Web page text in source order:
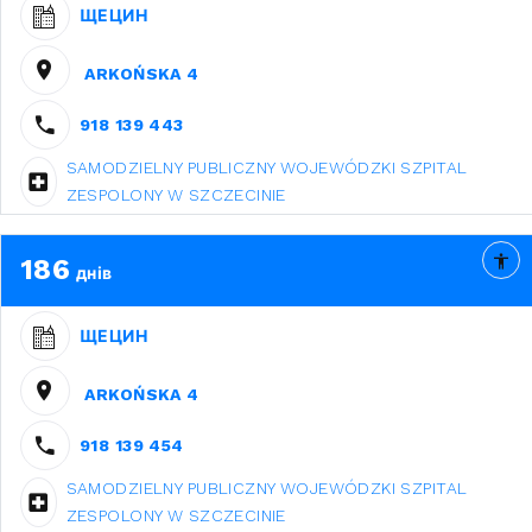
ЩЕЦИН
ARKOŃSKA 4
918 139 443
SAMODZIELNY PUBLICZNY WOJEWÓDZKI SZPITAL
ZESPOLONY W SZCZECINIE
186 днів
ЩЕЦИН
ARKOŃSKA 4
918 139 454
SAMODZIELNY PUBLICZNY WOJEWÓDZKI SZPITAL
ZESPOLONY W SZCZECINIE